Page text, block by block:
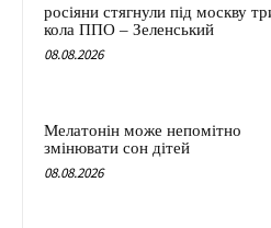
росіяни стягнули під москву
кола ППО – Зеленський
08.08.2026
Мелатонін може непомітно
змінювати сон дітей
08.08.2026